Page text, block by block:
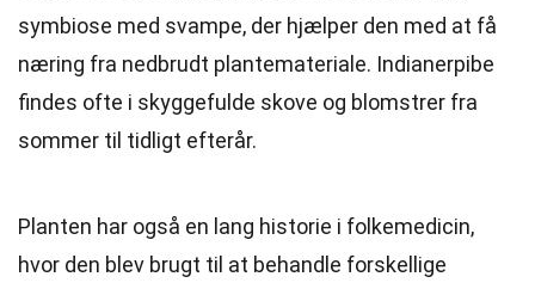
symbiose med svampe, der hjælper den med at få
næring fra nedbrudt plantemateriale. Indianerpibe
findes ofte i skyggefulde skove og blomstrer fra
sommer til tidligt efterår.
Planten har også en lang historie i folkemedicin,
hvor den blev brugt til at behandle forskellige